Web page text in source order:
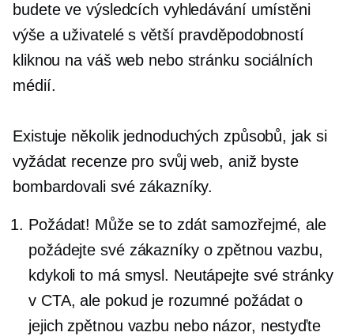
budete ve výsledcích vyhledávání umístěni
výše a uživatelé s větší pravděpodobností
kliknou na váš web nebo stránku sociálních
médií.
Existuje několik jednoduchých způsobů, jak si
vyžádat recenze pro svůj web, aniž byste
bombardovali své zákazníky.
Požádat! Může se to zdát samozřejmé, ale
požádejte své zákazníky o zpětnou vazbu,
kdykoli to má smysl. Neutápejte své stránky
v CTA, ale pokud je rozumné požádat o
jejich zpětnou vazbu nebo názor, nestyďte